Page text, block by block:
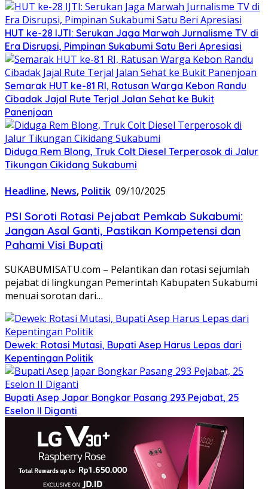
HUT ke-28 IJTI: Serukan Jaga Marwah Jurnalisme TV di
Era Disrupsi, Pimpinan Sukabumi Satu Beri Apresiasi
Semarak HUT ke-81 RI, Ratusan Warga Kebon Randu
Cibadak Jajal Rute Terjal Jalan Sehat ke Bukit
Panenjoan
Diduga Rem Blong, Truk Colt Diesel Terperosok di Jalur
Tikungan Cikidang Sukabumi
Headline, News, Politik 09/10/2025
PSI Soroti Rotasi Pejabat Pemkab Sukabumi:
Jangan Asal Ganti, Pastikan Kompetensi dan
Pahami Visi Bupati
SUKABUMISATU.com – Pelantikan dan rotasi sejumlah
pejabat di lingkungan Pemerintah Kabupaten Sukabumi
menuai sorotan dari…
Dewek: Rotasi Mutasi, Bupati Asep Harus Lepas dari
Kepentingan Politik
Bupati Asep Japar Bongkar Pasang 293 Pejabat, 25
Eselon II Diganti